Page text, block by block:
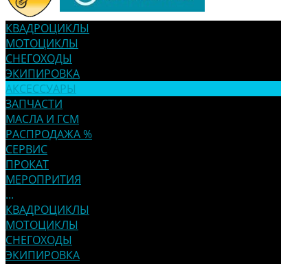
КВАДРОЦИКЛЫ
МОТОЦИКЛЫ
СНЕГОХОДЫ
ЭКИПИРОВКА
АКСЕССУАРЫ
ЗАПЧАСТИ
МАСЛА И ГСМ
РАСПРОДАЖА %
СЕРВИС
ПРОКАТ
МЕРОПРИТИЯ
...
КВАДРОЦИКЛЫ
МОТОЦИКЛЫ
СНЕГОХОДЫ
ЭКИПИРОВКА